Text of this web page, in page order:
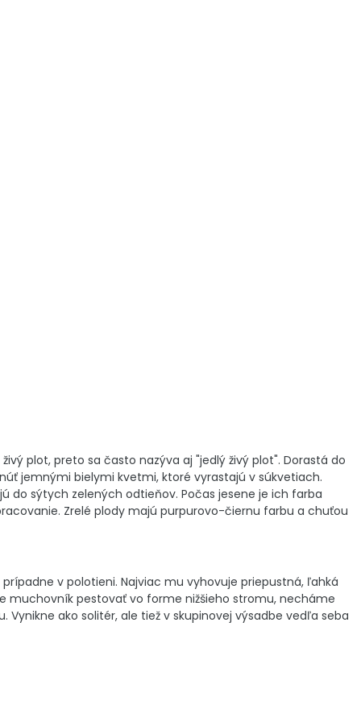
plot, preto sa často nazýva aj "jedlý živý plot". Dorastá do
jemnými bielymi kvetmi, ktoré vyrastajú v súkvetiach.
do sýtych zelených odtieňov. Počas jesene je ich farba
Zrelé plody majú purpurovo-čiernu farbu a chuťou
v polotieni. Najviac mu vyhovuje priepustná, ľahká
muchovník pestovať vo forme nižšieho stromu, necháme
ako solitér, ale tiež v skupinovej výsadbe vedľa seba